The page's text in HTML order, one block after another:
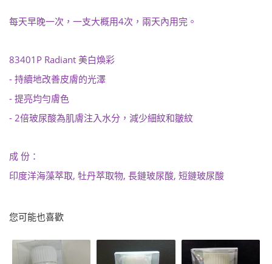
每天早晚一次，一支大概用4次，兩天內用完。
83401P Radiant 美白煥彩
- 持續地改善皮膚的光澤
- 提亮均勻膚色
- 2倍玻尿酸為肌膚注入水分，減少細紋和皺紋
成 份：
印度洋海藻萃取, 牡丹萃取物, 長鏈玻尿酸, 短鏈玻尿酸
您可能也喜歡